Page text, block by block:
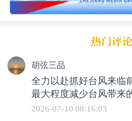
姜山镇今年早稻种植面
天，为把台风可能给早
降到最低，当地积极
胡弦三品
全力以赴抓好台风来临
最大程度减少台风带来
2026-07-10 08:16:03